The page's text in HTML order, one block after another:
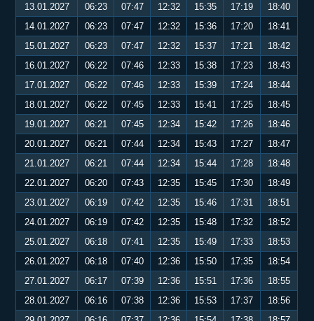
13.01.2027
06:23 07:47 12:32 15:35 17:19
18:40
14.01.2027
06:23 07:47 12:32 15:36 17:20
18:41
15.01.2027
06:23 07:47 12:32 15:37 17:21
18:42
16.01.2027
06:22 07:46 12:33 15:38 17:23
18:43
17.01.2027
06:22 07:46 12:33 15:39 17:24
18:44
18.01.2027
06:22 07:45 12:33 15:41 17:25
18:45
19.01.2027
06:21 07:45 12:34 15:42 17:26
18:46
20.01.2027
06:21 07:44 12:34 15:43 17:27
18:47
21.01.2027
06:21 07:44 12:34 15:44 17:28
18:48
22.01.2027
06:20 07:43 12:35 15:45 17:30
18:49
23.01.2027
06:19 07:42 12:35 15:46 17:31
18:51
24.01.2027
06:19 07:42 12:35 15:48 17:32
18:52
25.01.2027
06:18 07:41 12:35 15:49 17:33
18:53
26.01.2027
06:18 07:40 12:36 15:50 17:35
18:54
27.01.2027
06:17 07:39 12:36 15:51 17:36
18:55
28.01.2027
06:16 07:38 12:36 15:53 17:37
18:56